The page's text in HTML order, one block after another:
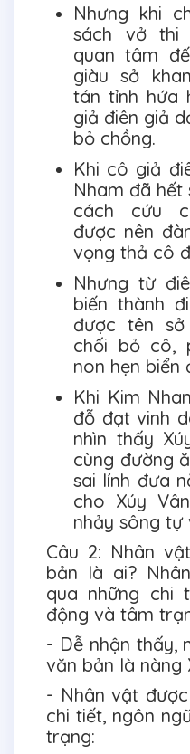
Nhưng khi
sách vở thi
quan tâm
giàu sở
tán tỉnh hứa
giả điên giả
bỏ chồng.
Khi cô giả
Nham đã
cách cứu
được nên
vọng thả cô
Nhưng từ
biến thành
được tên
chối bỏ cô,
non hẹn biển
Khi Kim
đỗ đạt vinh
nhìn thấy
cùng đường
sai lính đưa
cho Xúy
nhảy sông tự
Câu 2: Nhân
bản là ai?
qua những chi
động và tâm
- Dễ nhận thấy,
văn bản là nàng
- Nhân vật
chi tiết, ngôn
trạng: